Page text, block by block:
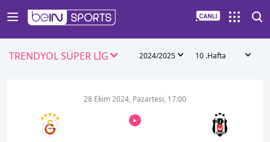
TRENDYOL SÜPER LİG 2024/2025 10 .Hafta
28 Ekim 2024, Pazartesi, 17:00